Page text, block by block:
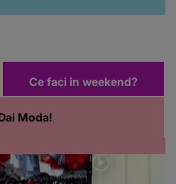
Moda!
Ce faci in weekend?